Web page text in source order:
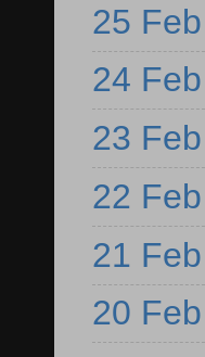
25 Feb
24 Feb
23 Feb
22 Feb
21 Feb
20 Feb